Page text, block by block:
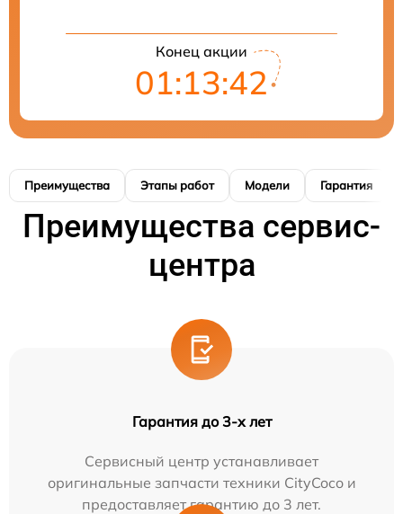
Конец акции
01:13:41
Преимущества Этапы работ Модели Гарантия
Преимущества сервис-
центра
Гарантия до 3-х лет
Сервисный центр устанавливает
оригинальные запчасти техники CityCoco и
предоставляет гарантию до 3 лет.